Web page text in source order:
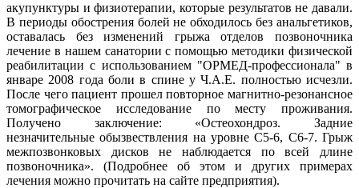
акупунктуры и физиотерапии, которые результатов не давали.
В периоды обострения болей не обходилось без анальгетиков,
оставалась без изменений грыжа отделов позвоночника
лечение в нашем санатории с помощью методики физической
реабилитации с использованием "ОРМЕД-профессионала" в
январе 2008 года боли в спине у Ч.А.Е. полностью исчезли.
После чего пациент прошел повторное магнитно-резонансное
томографическое исследование по месту проживания.
Получено заключение: «Остеохондроз. Задние
незначительные обызвествления на уровне С5-6, С6-7. Грыж
межпозвонковых дисков не наблюдается по всей длине
позвоночника». (Подробнее об этом и других примерах
лечения можно прочитать на сайте предприятия).